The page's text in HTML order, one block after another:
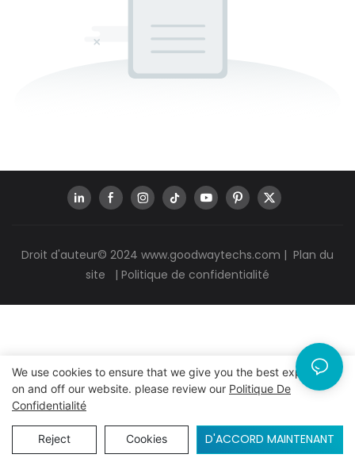
Droit d'auteur© 2024 www.goodwaytechs.com | Plan du
site
| Politique de confidentialité
We use cookies to ensure that we give you the best experience
on and off our website. please review our Politique De
Confidentialité
Reject Cookies D'ACCORD MAINTENANT